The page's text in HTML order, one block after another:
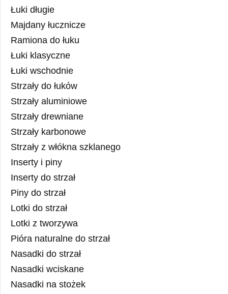
Łuki długie
Majdany łucznicze
Ramiona do łuku
Łuki klasyczne
Łuki wschodnie
Strzały do łuków
Strzały aluminiowe
Strzały drewniane
Strzały karbonowe
Strzały z włókna szklanego
Inserty i piny
Inserty do strzał
Piny do strzał
Lotki do strzał
Lotki z tworzywa
Pióra naturalne do strzał
Nasadki do strzał
Nasadki wciskane
Nasadki na stożek